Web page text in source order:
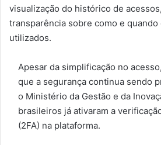
visualização do histórico de
transparência sobre como e quando
utilizados.
Apesar da simplificação no
que a segurança continua sendo
o Ministério da Gestão e da
brasileiros já ativaram a
(2FA) na plataforma.